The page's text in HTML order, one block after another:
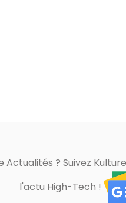
Actualités ? Suivez
l'actu High-Tech !